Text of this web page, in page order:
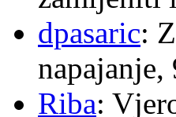
dpasaric:
napajanje,
Riba: